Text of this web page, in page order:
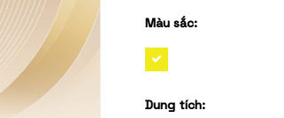
Màu sắc:
Dung tích: